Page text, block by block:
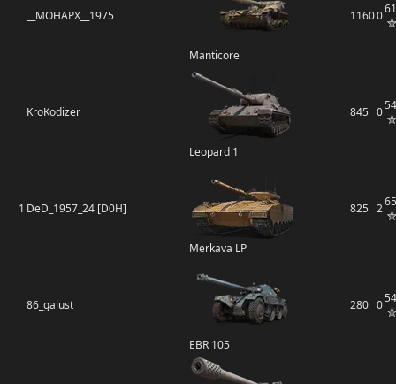
__MOHAPX__1975
Manticore
11600
KroKodizer
Leopard 1
845 0
1 DeD_1957_24 [D0H]
Merkava LP
825 2
86_galust
EBR 105
280 0